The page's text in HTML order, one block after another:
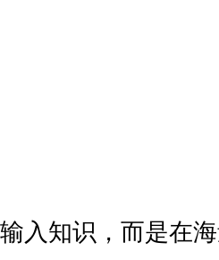
输入知识，而是在